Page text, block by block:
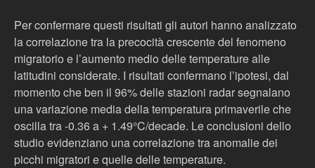
Per confermare questi risultati gli autori hanno analizzato
la correlazione tra la precocità crescente del fenomeno
migratorio e l’aumento medio delle temperature alle
latitudini considerate. I risultati confermano l’ipotesi, dal
momento che ben il 96% delle stazioni radar segnalano
una variazione media della temperatura primaverile che
oscilla tra -0.36 a + 1.49°C/decade. Le conclusioni dello
studio evidenziano una correlazione tra anomalie dei
picchi migratori e quelle delle temperature.